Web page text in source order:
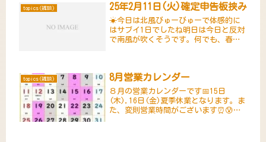
ていました。Youtubeに1分程度の動画
がアップされていますので...
topics(雑談) 25年2月11日(火)確定申告板挟み
☀今日は北風びゅーびゅーで体感的に
はサブイ1日でしたね明日は今日と反対
で南風が吹くそうです。何でも、春一
ています。特に今年は準確定申告も
行...
topics(雑談) 8月営業カレンダー
８月の営業カレンダーです📅15日
(木),16日(金)夏季休業となります。ま
た、変則営業時間がございます⏰😰営